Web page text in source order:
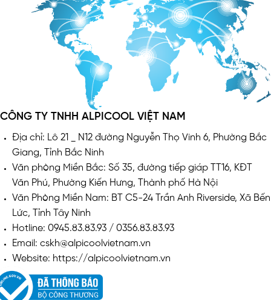
CÔNG TY TNHH ALPICOOL VIỆT NAM
Địa chỉ: Lô 21 _ N12 đường Nguyễn Thọ Vinh 6, Phường Bắc
Giang, Tỉnh Bắc Ninh
Văn phòng Miền Bắc: Số 35, đường tiếp giáp TT16, KĐT
Văn Phú, Phường Kiến Hưng, Thành phố Hà Nội
Văn Phòng Miền Nam: BT C5-24 Trần Anh Riverside, Xã Bến
Lức, Tỉnh Tây Ninh
Hotline: 0945.83.83.93 / 0356.83.83.93
Email: cskh@alpicoolvietnam.vn
Website: https://alpicoolvietnam.vn